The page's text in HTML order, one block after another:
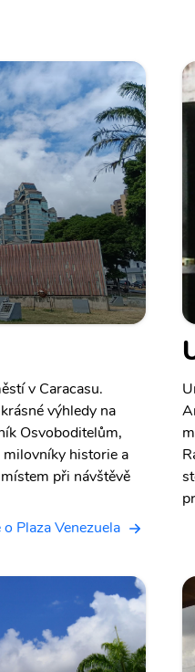
v Caracasu.
výhledy na
Osvoboditelům,
milovníky historie a
při návštěvě
Plaza Venezuela